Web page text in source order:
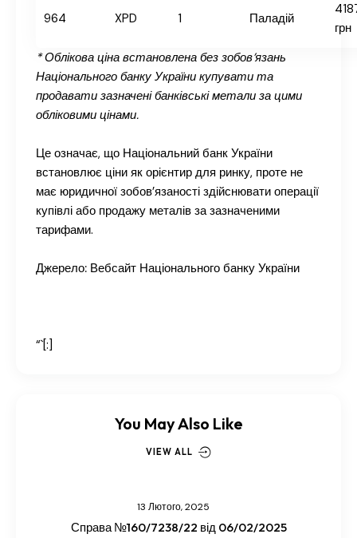
964 XPD 1 Паладій
грн
* Облікова ціна встановлена без зобов’язань
Національного банку України купувати та
продавати зазначені банківські метали за цими
обліковими цінами.
Це означає, що Національний банк України
встановлює ціни як орієнтир для ринку, проте не
має юридичної зобов’язаності здійснювати операції
купівлі або продажу металів за зазначеними
тарифами.
Джерело: Вебсайт Національного банку України
“`[:]
You May Also Like
VIEW ALL
13 Лютого, 2025
Справа №160/7238/22 від 06/02/2025